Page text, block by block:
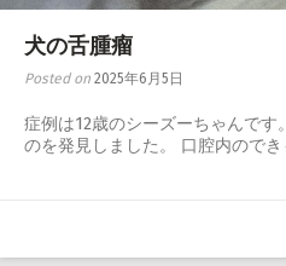
犬の舌腫瘤
Posted on 2025年6月5日
症例は12歳のシーズーちゃんです
のを発見しました。 口腔内ので